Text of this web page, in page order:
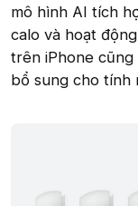
mô hình AI tích
calo và hoạt
trên iPhone
bổ sung cho tính